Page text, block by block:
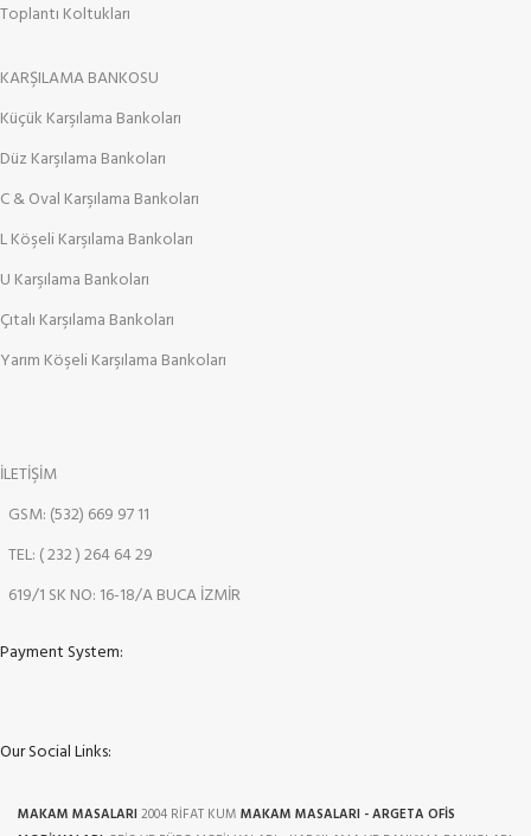
Toplantı Koltukları
KARŞILAMA BANKOSU
Küçük Karşılama Bankoları
Düz Karşılama Bankoları
C & Oval Karşılama Bankoları
L Köşeli Karşılama Bankoları
U Karşılama Bankoları
Çıtalı Karşılama Bankoları
Yarım Köşeli Karşılama Bankoları
İLETİŞİM
GSM: (532) 669 97 11
TEL: ( 232 ) 264 64 29
619/1 SK NO: 16-18/A BUCA İZMİR
Payment System:
Our Social Links:
MAKAM MASALARI 2004 RİFAT KUM MAKAM MASALARI - ARGETA OFİS